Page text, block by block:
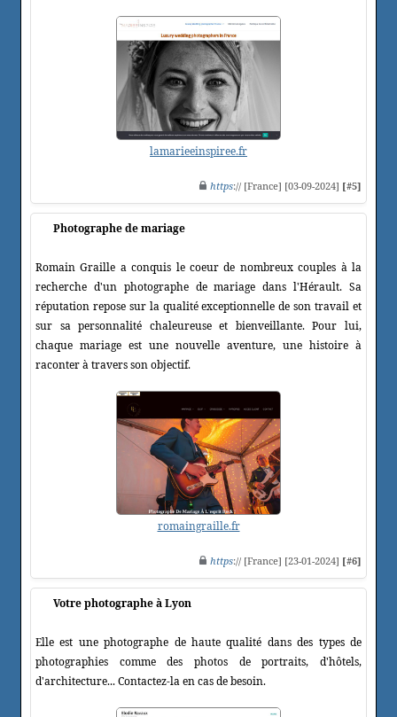
lamarieeinspiree.fr
https:// [France] [03-09-2024] [#5]
Photographe de mariage
Romain Graille a conquis le coeur de nombreux couples à la
recherche d'un photographe de mariage dans l'Hérault. Sa
réputation repose sur la qualité exceptionnelle de son travail et
sur sa personnalité chaleureuse et bienveillante. Pour lui,
chaque mariage est une nouvelle aventure, une histoire à
raconter à travers son objectif.
romaingraille.fr
https:// [France] [23-01-2024] [#6]
Votre photographe à Lyon
Elle est une photographe de haute qualité dans des types de
photographies comme des photos de portraits, d'hôtels,
d'architecture... Contactez-la en cas de besoin.